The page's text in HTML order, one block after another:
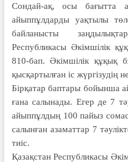
Сондай-ақ, осы бағытта
айыппұлдарды уақтылы
байланысты
Республикасы Әкім­шілік
810-бап. Әкiмшiлiк құқық
қысқартылған іс жүргізудің
Бірқатар баптары бойынша
ғана салынады. Егер де 7
айыппұлдың 100 пайыз
салынған азаматтар 7
тиіс.
Қазақстан Республикасы